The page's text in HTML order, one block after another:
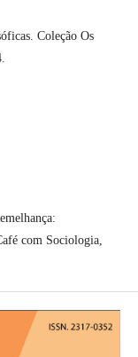
Coleção Os
com Sociologia,